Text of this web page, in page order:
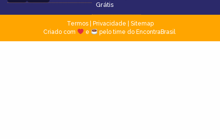
Grátis
Termos| Privacidade
Sitemap
Criado com
e pelo time do EncontraBrasil